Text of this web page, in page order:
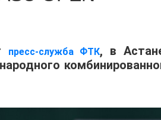
пресс-служба ФТК, в